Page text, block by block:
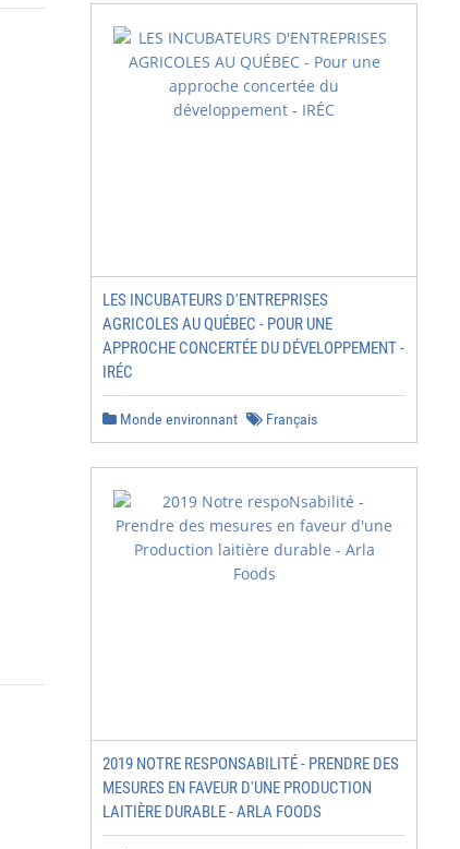
LES INCUBATEURS D'ENTREPRISES
AGRICOLES AU QUÉBEC - POUR UNE
APPROCHE CONCERTÉE DU DÉVELOPPEMENT -
IRÉC
Monde environnant Français
2019 NOTRE RESPONSABILITÉ - PRENDRE DES
MESURES EN FAVEUR D'UNE PRODUCTION
LAITIÈRE DURABLE - ARLA FOODS